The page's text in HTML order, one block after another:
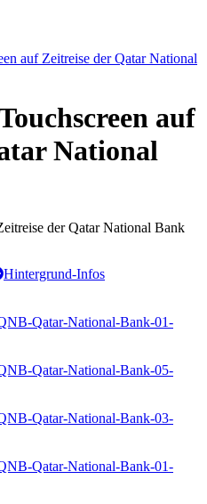
auf Zeitreise der Qatar National
auf
National
der Qatar National Bank
Hintergrund-Infos